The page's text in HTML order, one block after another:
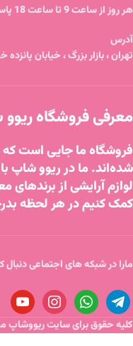
هر روز از ساعت 9 تا ساعت 18 پاسخگو شما عزیزان هستیم.
آدرس
تهران ، بازار بزرگ ، خیابان پانزده
معرفی فروشگاه
فروشگاه ما جایی است که
شده‌اند. ما در ریوو شاپ
لوازم آرایشی از برندهای
کمک کنیم در هر لحظه
مارا در شبکه های اجتماعی دنبال
کلیه حقوق برای سایت ریووشاپ